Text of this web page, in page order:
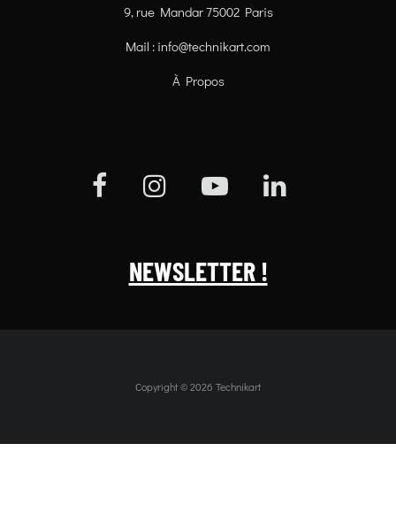
9, rue Mandar 75002 Paris
Mail : info@technikart.com
À Propos
NEWSLETTER !
Copyright © 2026 Technikart